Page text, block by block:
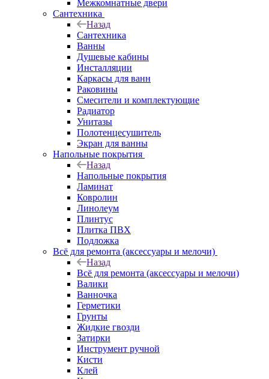
Межкомнатные двери
Сантехника
Назад
Сантехника
Ванны
Душевые кабины
Инсталляции
Каркасы для ванн
Раковины
Смесители и комплектующие
Радиатор
Унитазы
Полотенцесушитель
Экран для ванны
Напольные покрытия
Назад
Напольные покрытия
Ламинат
Ковролин
Линолеум
Плинтус
Плитка ПВХ
Подложка
Всё для ремонта (аксессуары и мелочи)
Назад
Всё для ремонта (аксессуары и мелочи)
Валики
Ванночка
Герметики
Грунты
Жидкие гвозди
Затирки
Инструмент ручной
Кисти
Клей